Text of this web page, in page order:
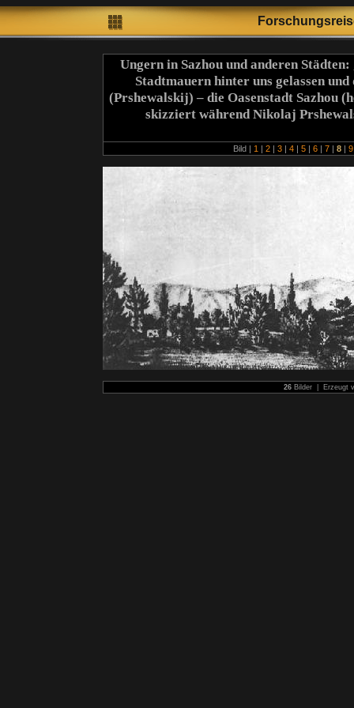
Ungern in Sazhou und anderen
Stadtmauern hinter uns gelassen
(Prshewalskij) – die Oasenstadt Sazhou
skizziert während Nikolaj
Bild | 1 | 2 | 3 | 4 | 5 | 6 | 7 | 8 |
26 Bilder | Erzeugt